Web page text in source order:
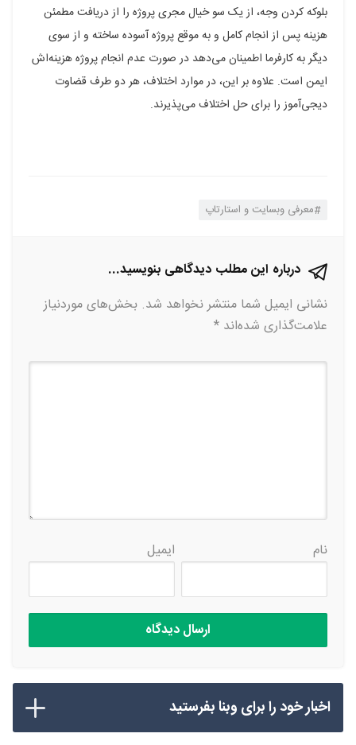
بلوکه کردن وجه، از یک سو خیال مجری پروژه را از دریافت مطمئن
هزینه پس از انجام کامل و به موقع پروژه آسوده ساخته و از سوی
دیگر به کارفرما اطمینان می‌دهد در صورت عدم انجام پروژه هزینه‌اش
ایمن است. علاوه بر این، در موارد اختلاف، هر دو طرف قضاوت
دیجی‌آموز را برای حل اختلاف می‌پذیرند‌.
معرفی وبسایت و استارتاپ
درباره این مطلب دیدگاهی بنویسید...
نشانی ایمیل شما منتشر نخواهد شد. بخش‌های موردنیاز
علامت‌گذاری شده‌اند *
نام ایمیل
اخبار خود را برای وبنا بفرستید